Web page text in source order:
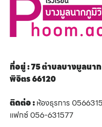
ที่อยู่ : 75 ตำบลบางมูลนา
พิจิตร 66120
ติดต่อ :ห้องธุรการ
แฟกซ์ 056-631577